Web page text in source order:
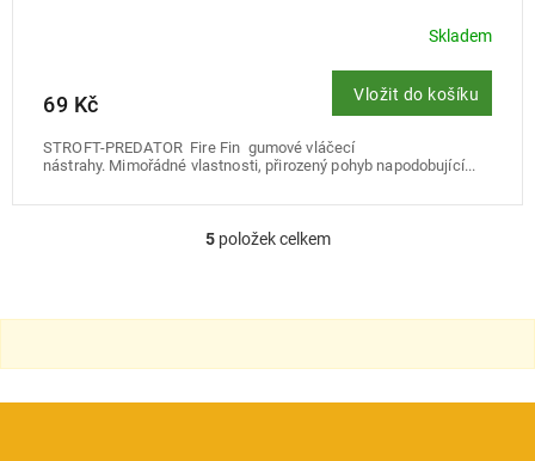
Skladem
69 Kč Vložit do košíku
STROFT-PREDATOR Fire Fin gumové vláčecí
nástrahy. Mimořádné vlastnosti, přirozený pohyb napodobující...
O
á
a
í
5položek celkem